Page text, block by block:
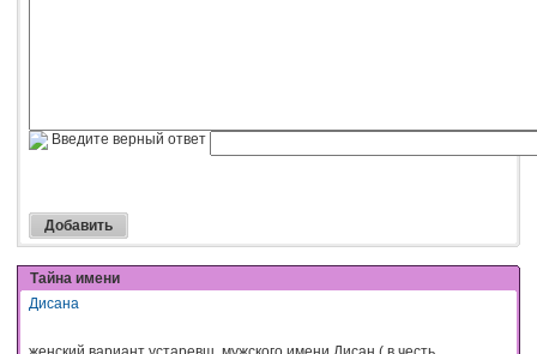
Введите верный ответ
Тайна имени
Дисана